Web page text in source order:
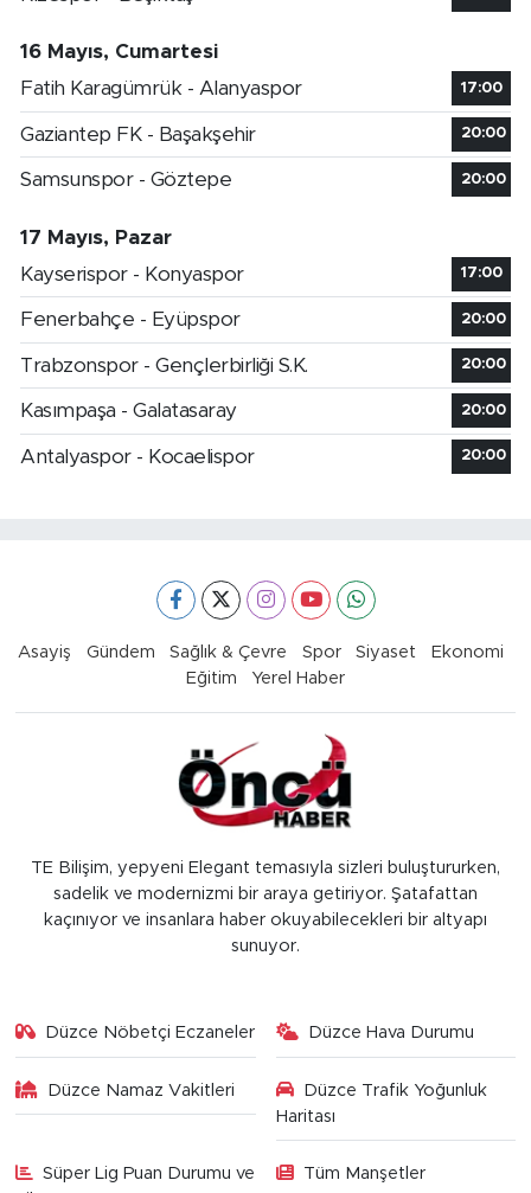
16 Mayıs, Cumartesi
Fatih Karagümrük - Alanyaspor
17:00
Gaziantep FK - Başakşehir 20:00
Samsunspor - Göztepe 20:00
17 Mayıs, Pazar
Kayserispor - Konyaspor
17:00
Fenerbahçe - Eyüpspor 20:00
Trabzonspor - Gençlerbirliği S.K. 20:00
Kasımpaşa - Galatasaray 20:00
Antalyaspor - Kocaelispor 20:00
Asayiş Gündem Sağlık & Çevre Spor Siyaset
Ekonomi
Eğitim
Yerel Haber
TE Bilişim, yepyeni Elegant temasıyla sizleri buluştururken,
sadelik ve modernizmi bir araya getiriyor. Şatafattan
kaçınıyor ve insanlara haber okuyabilecekleri bir altyapı
sunuyor.
Düzce Nöbetçi Eczaneler Düzce Hava Durumu
Düzce Namaz Vakitleri
Düzce Trafik Yoğunluk
Haritası
Süper Lig Puan Durumu ve
Tüm Manşetler